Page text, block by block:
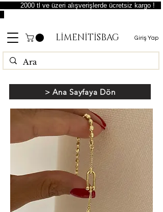
LİMENİTİSBAG Giriş Yap
2000 tl ve üzeri alışverişlerde ücretsiz kargo !
> Ana Sayfaya Dön